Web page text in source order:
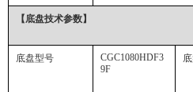
【底盘技术参数】
底盘型号
CGC1080HDF3
9F